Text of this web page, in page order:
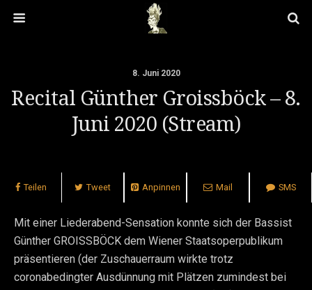
8. Juni 2020
Recital Günther Groissböck – 8.
Juni 2020 (Stream)
Teilen Tweet Anpinnen Mail SMS
Mit einer Liederabend-Sensation konnte sich der Bassist
Günther GROISSBÖCK dem Wiener Staatsoperpublikum
präsentieren (der Zuschauerraum wirkte trotz
coronabedingter Ausdünnung mit Plätzen zumindest bei